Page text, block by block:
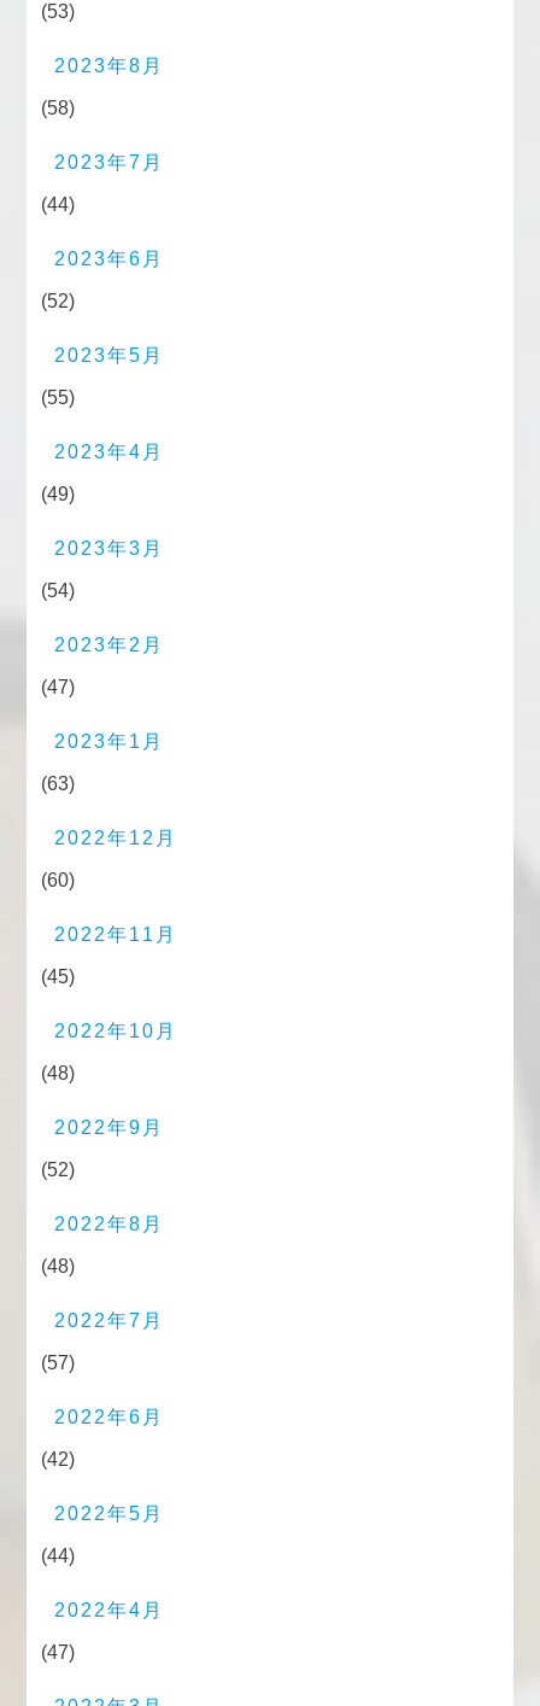
(53)
2023年8月
(58)
2023年7月
(44)
2023年6月
(52)
2023年5月
(55)
2023年4月
(49)
2023年3月
(54)
2023年2月
(47)
2023年1月
(63)
2022年12月
(60)
2022年11月
(45)
2022年10月
(48)
2022年9月
(52)
2022年8月
(48)
2022年7月
(57)
2022年6月
(42)
2022年5月
(44)
2022年4月
(47)